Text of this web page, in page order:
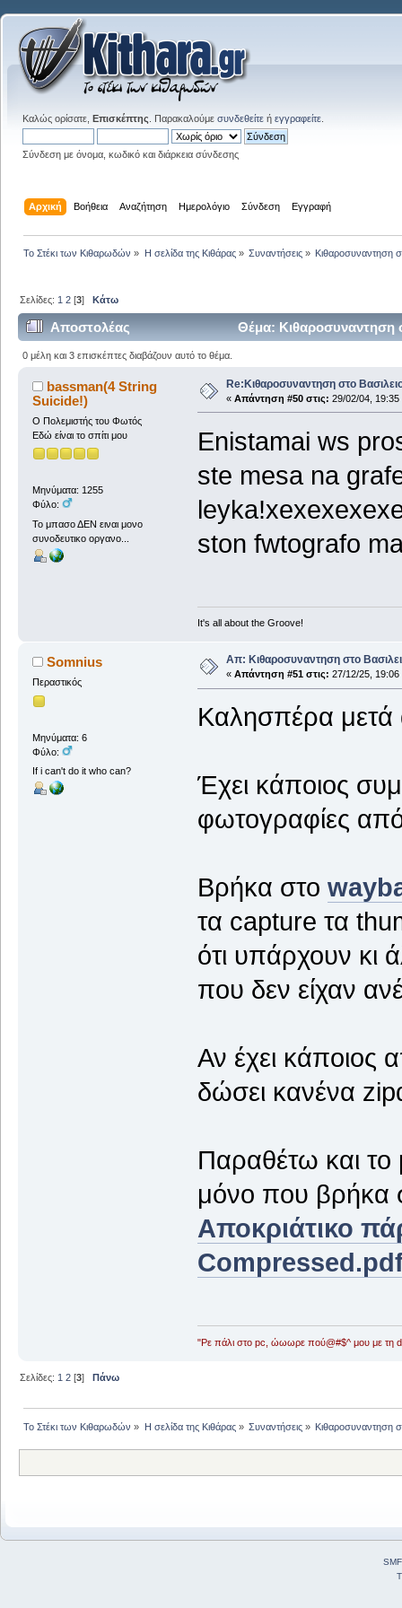
Καλώς ορίσατε, Επισκέπτης . Παρακαλούμε συνδεθείτε ή εγγραφείτε
Σύνδεση με όνομα, κωδικό και διάρκεια σύνδεσης
Αρχική Βοήθεια Αναζήτηση Ημερολόγιο Σύνδεση Εγγραφή
Το Στέκι των Κιθαρωδών » Η σελίδα της Κιθάρας» Συναντήσεις» Κιθαροσυναντηση
Σελίδες: 1 2 [3]Κάτω
Αποστολέας Θέμα: Κιθαροσυναντηση
0 μέλη και 3 επισκέπτες διαβάζουν αυτό το θέμα.
bassman(4 String
Suicide!)
O Πολεμιστής του Φωτός
Εδώ είναι το σπίτι μου
Μηνύματα: 1255
Φύλο:
Το μπασο ΔΕΝ ειναι μονο
συνοδευτικο οργανο...
Re:Κιθαροσυναντηση στο
« Απάντηση #50 στις: 29/02/04, 19:35
Enistamai ws
ste mesa na
ston fwtografo
It's all about the Groove!
Somnius
Περαστικός
Μηνύματα: 6
Φύλο:
If i can't do it who can?
Απ: Κιθαροσυναντηση στο
« Απάντηση #51 στις: 27/12/25, 19:06
Καλησπέρα μετά
Έχει κάποιος
φωτογραφίες
Βρήκα στο
τα capture τα
ότι υπάρχουν κι
που δεν είχαν
Αν έχει κάποιος
δώσει κανένα
Παραθέτω και
μόνο που βρήκα
Αποκριάτικο
"Ρε πάλι στο pc, ώωωρε πού@#$^ μου με τη
Σελίδες: 1 2 [3]Πάνω
Το Στέκι των Κιθαρωδών » Η σελίδα της Κιθάρας» Συναντήσεις» Κιθαροσυναντηση